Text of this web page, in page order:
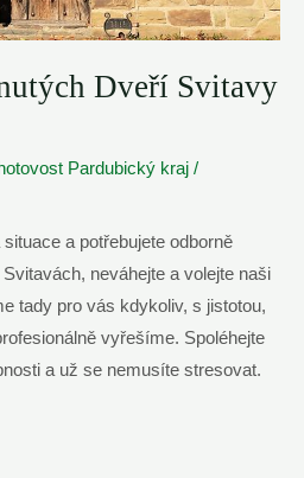
Dveří Svitavy
Pardubický kraj /
a potřebujete odborně
neváhejte a volejte naši
tady pro vás kdykoliv, s jistotou,
vyřešíme. Spoléhejte
a už se nemusíte stresovat.